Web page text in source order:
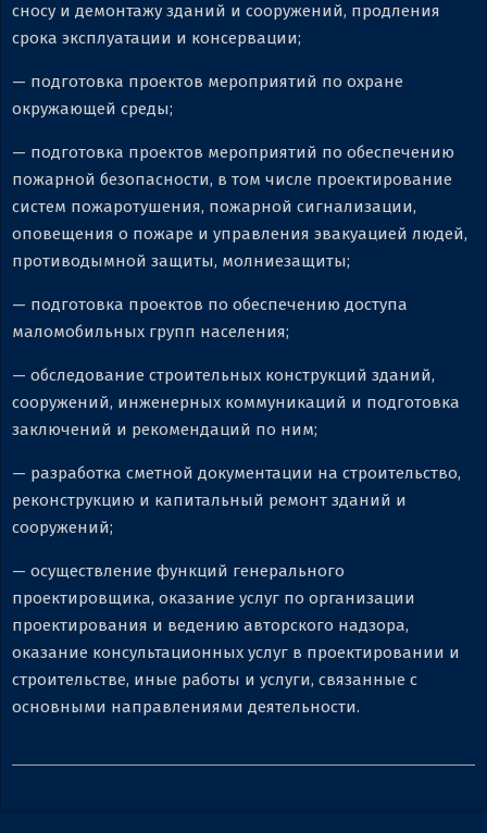
сносу и демонтажу зданий и сооружений, продления
срока эксплуатации и консервации;
— подготовка проектов мероприятий по охране
окружающей среды;
— подготовка проектов мероприятий по обеспечению
пожарной безопасности, в том числе проектирование
систем пожаротушения, пожарной сигнализации,
оповещения о пожаре и управления эвакуацией людей,
противодымной защиты, молниезащиты;
— подготовка проектов по обеспечению доступа
маломобильных групп населения;
— обследование строительных конструкций зданий,
сооружений, инженерных коммуникаций и подготовка
заключений и рекомендаций по ним;
— разработка сметной документации на строительство,
реконструкцию и капитальный ремонт зданий и
сооружений;
— осуществление функций генерального
проектировщика, оказание услуг по организации
проектирования и ведению авторского надзора,
оказание консультационных услуг в проектировании и
строительстве, иные работы и услуги, связанные с
основными направлениями деятельности.